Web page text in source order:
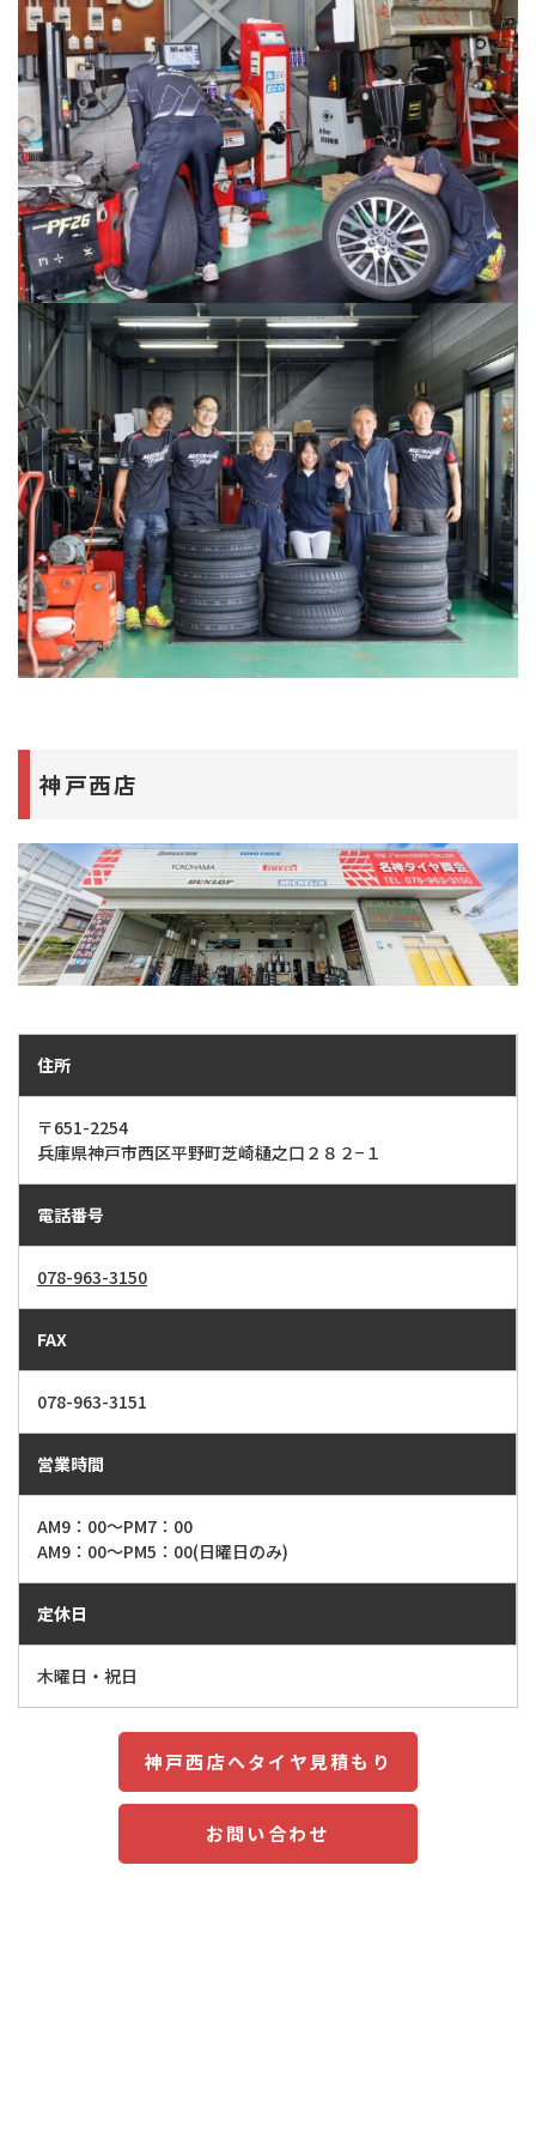
神戸西店
住所
〒651-2254
​​​​​​​兵庫県神戸市西区平野町芝崎樋之口２８２−１
電話番号
078-963-3150
FAX
078-963-3151
営業時間
AM9：00～PM7：00
AM9：00～PM5：00(日曜日のみ)
定休日
木曜日・祝日
神戸西店へタイヤ見積もり
お問い合わせ